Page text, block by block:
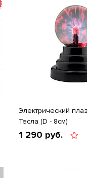
Электрический
Тесла (D - 8см)
1 290 руб.